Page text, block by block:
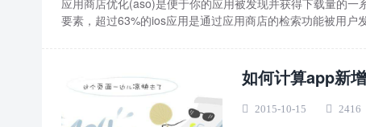
应用商店优化(aso)是便于你的应用被发现并获得下载量的
要素，超过63%的ios应用是通过应用商店的检索功能被用户
如何计算app新
2015-10-15 2416